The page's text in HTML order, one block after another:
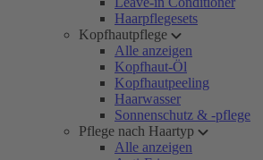
Haarpflegesets
Kopfhautpflege
Alle anzeigen
Kopfhaut-Öl
Kopfhautpeeling
Haarwasser
Sonnenschutz & -pflege
Pflege nach Haartyp
Alle anzeigen